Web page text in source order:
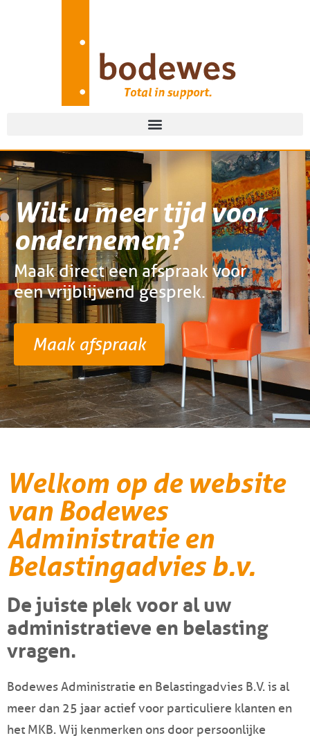
Wilt u meer tijd voor
ondernemen?
Maak direct een afspraak voor
een vrijblijvend gesprek.
Maak afspraak
Welkom op de website
van Bodewes
Administratie en
Belastingadvies b.v.
De juiste plek voor al uw
administratieve en belasting
vragen.
Bodewes Administratie en Belastingadvies B.V. is al
meer dan 25 jaar actief voor particuliere klanten en
het MKB. Wij kenmerken ons door persoonlijke